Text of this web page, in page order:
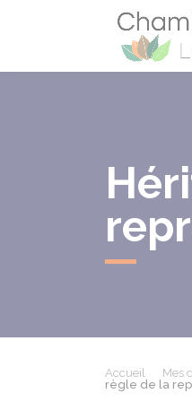
Accueil Mes
règle de la